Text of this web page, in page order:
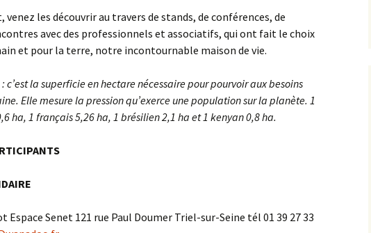
les découvrir au travers de stands, de conférences, de
avec des professionnels et associatifs, qui ont fait le choix
et pour la terre, notre incontournable maison de vie.
c’est la superficie en hectare nécessaire pour pourvoir aux besoins
Elle mesure la pression qu’exerce une population sur la planète. 1
ha, 1 français 5,26 ha, 1 brésilien 2,1 ha et 1 kenyan 0,8 ha.
Espace Senet 121 rue Paul Doumer Triel-sur-Seine tél 01 39 27 33